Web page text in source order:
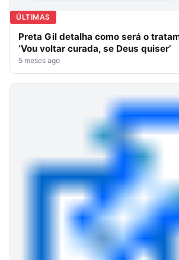
ÚLTIMAS
Preta Gil detalha como será o
‘Vou voltar curada, se Deus quiser’
5 meses ago